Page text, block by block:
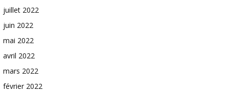
juillet 2022
juin 2022
mai 2022
avril 2022
mars 2022
février 2022